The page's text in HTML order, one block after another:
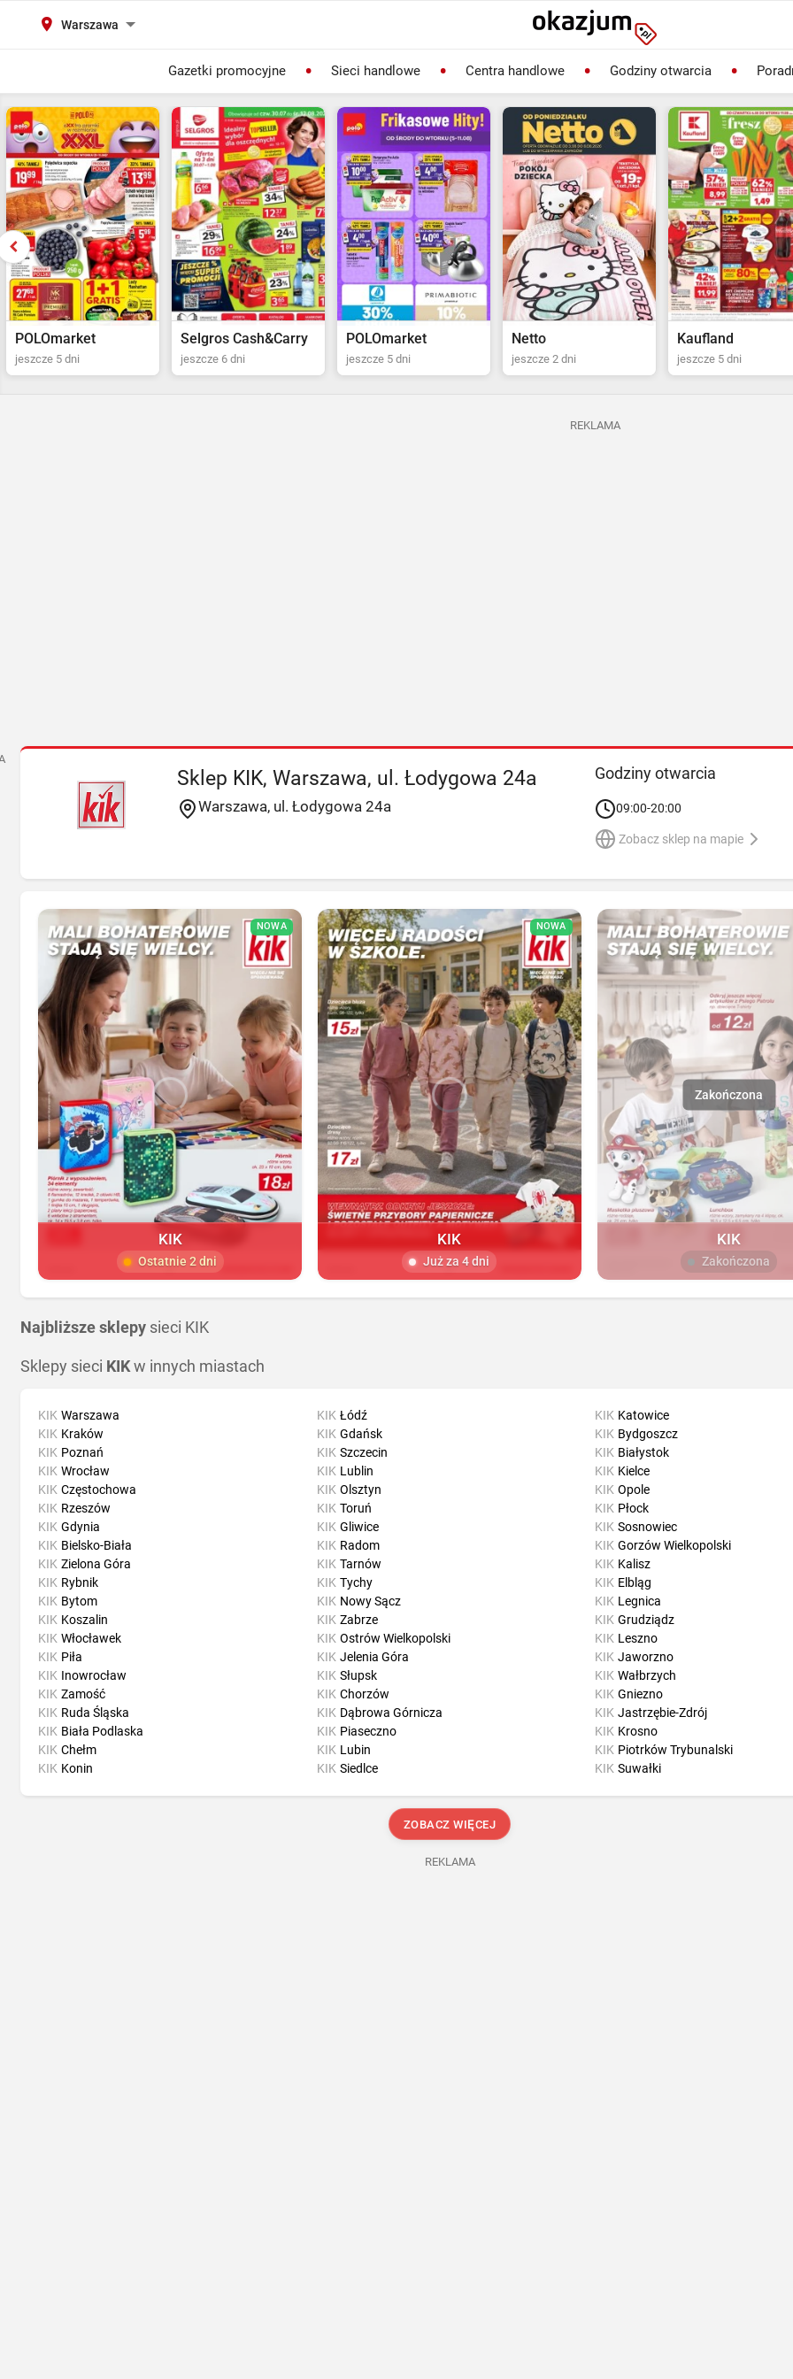
Warszawa
Gazetki promocyjne Sieci handlowe Centra handlowe Godziny otwarcia
Selgros Cash&Carry
jeszcze 6 dni
POLOmarket
jeszcze 5 dni
Netto
jeszcze 2 dni
Kaufland
jeszcze 5 dni
Biedronka
jeszcze 2 dni
REKLAMA
Sklep KIK, Warszawa, ul. Łodygowa 24a
Warszawa, ul. Łodygowa 24a
Godziny otwarcia
09:00-20:00
Zobacz sklep na mapie
NOWA
KIK
Ostatnie 2 dni
NOWA
KIK
Już za 4 dni
KIK
Zakończona
Najbliższe sklepy sieci KIK
Sklepy sieci KIKw innych miastach
KIK Warszawa
KIK Kraków
KIK Poznań
KIK Wrocław
KIK Łódź
KIK Gdańsk
KIK Szczecin
KIK Lublin
KIK Katowice
KIK Bydgoszcz
KIK Białystok
KIK Kielce
KIK Częstochowa
KIK Rzeszów
KIK Gdynia
KIK Bielsko-Biała
KIK Olsztyn
KIK Toruń
KIK Gliwice
KIK Radom
KIK Opole
KIK Płock
KIK Sosnowiec
KIK Gorzów Wielkopolski
KIK Zielona Góra
KIK Rybnik
KIK Bytom
KIK Koszalin
KIK Tarnów
KIK Tychy
KIK Nowy Sącz
KIK Zabrze
KIK Kalisz
KIK Elbląg
KIK Legnica
KIK Grudziądz
KIK Włocławek
KIK Piła
KIK Inowrocław
KIK Zamość
KIK Ostrów Wielkopolski
KIK Jelenia Góra
KIK Słupsk
KIK Chorzów
KIK Leszno
KIK Jaworzno
KIK Wałbrzych
KIK Gniezno
KIK Ruda Śląska
KIK Biała Podlaska
KIK Chełm
KIK Konin
KIK Dąbrowa Górnicza
KIK Piaseczno
KIK Lubin
KIK Siedlce
KIK Jastrzębie-Zdrój
KIK Krosno
KIK Piotrków Trybunalski
KIK Suwałki
ZOBACZ WIĘCEJ
REKLAMA